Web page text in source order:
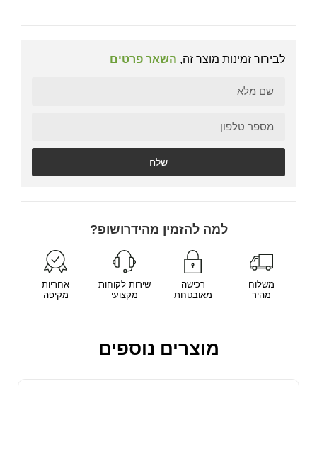
לבירור זמינות מוצר זה, השאר פרטים
שלח
למה להזמין מהידרושופ?
משלוח
מהיר
רכישה
מאובטחת
שירות לקוחות
מקצועי
אחריות
מקיפה
מוצרים נוספים